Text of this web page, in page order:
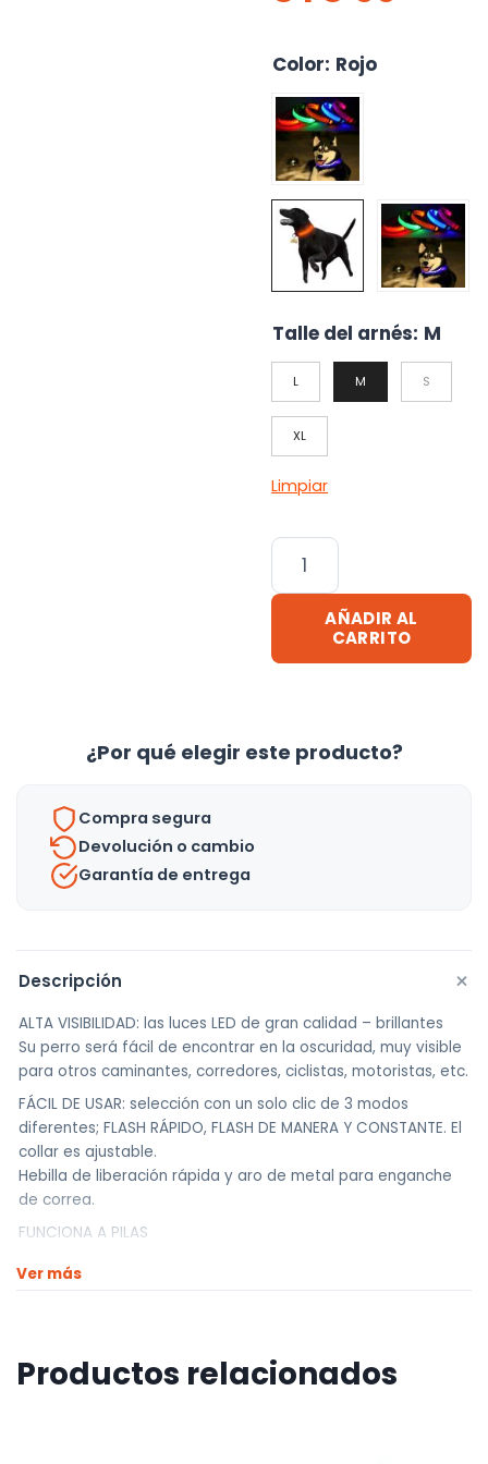
Color: Rojo
Talle del arnés: M
L M S
XL
Limpiar
Collar
Con
Luz
Para
AÑADIR AL
CARRITO
¿Por qué elegir este producto?
Compra segura
Devolución o cambio
Garantía de entrega
Descripción +
ALTA VISIBILIDAD: las luces LED de gran calidad – brillantes
Su perro será fácil de encontrar en la oscuridad, muy visible
para otros caminantes, corredores, ciclistas, motoristas, etc.
FÁCIL DE USAR: selección con un solo clic de 3 modos
diferentes; FLASH RÁPIDO, FLASH DE MANERA Y CONSTANTE. El
collar es ajustable.
Hebilla de liberación rápida y aro de metal para enganche
de correa.
FUNCIONA A PILAS
XL: 55 cm
S: 38,5 cm
Ver más
Productos relacionados